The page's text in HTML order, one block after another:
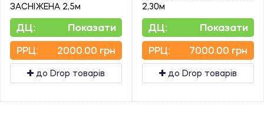
ЗАСНІЖЕНА 2,5м
ДЦ: Показати
PPЦ: 2000.00 грн
до Drop товарів
2,30м
ДЦ: Показати
PPЦ: 7000.00 грн
до Drop товарів